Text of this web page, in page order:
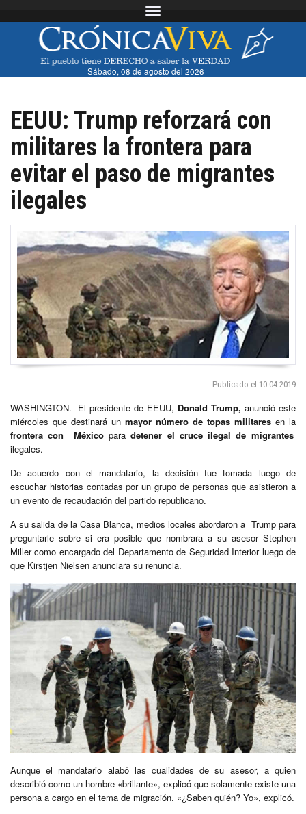
Toggle navigation
Sábado, 08 de agosto del 2026
EEUU: Trump reforzará con
militares la frontera para
evitar el paso de migrantes
ilegales
Publicado el 10-04-2019
WASHINGTON.- El presidente de EEUU, Donald Trump, anunció este
miércoles que destinará un mayor número de topas militares en la
frontera con Méxicoparadetener el cruce ilegal de migrantes
ilegales.
De acuerdo con el mandatario, la decisión fue tomada luego de
escuchar historias contadas por un grupo de personas que asistieron a
un evento de recaudación del partido republicano.
A su salida de la Casa Blanca, medios locales abordaron a Trump para
preguntarle sobre si era posible que nombrara a su asesor Stephen
Miller como encargado del Departamento de Seguridad Interior luego de
que Kirstjen Nielsen anunciara su renuncia.
Aunque el mandatario alabó las cualidades de su asesor, a quien
describió como un hombre «brillante», explicó que solamente existe una
persona a cargo en el tema de migración. «¿Saben quién? Yo», explicó.